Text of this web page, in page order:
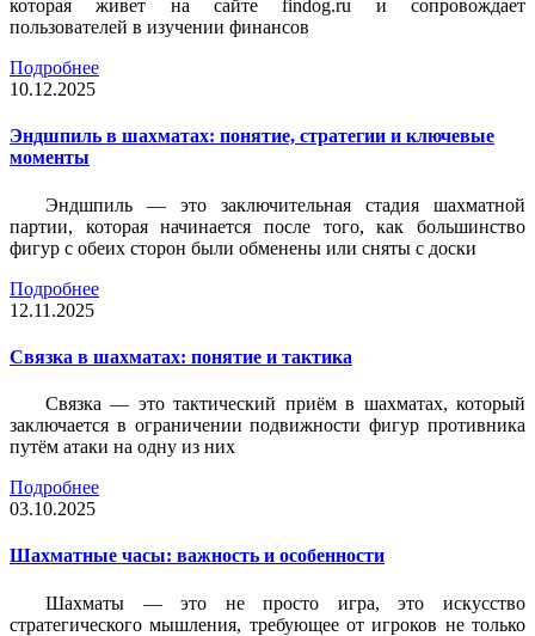
которая живет на сайте findog.ru и сопровождает
пользователей в изучении финансов
Подробнее
10.12.2025
Эндшпиль в шахматах: понятие, стратегии и ключевые
моменты
Эндшпиль — это заключительная стадия шахматной
партии, которая начинается после того, как большинство
фигур с обеих сторон были обменены или сняты с доски
Подробнее
12.11.2025
Связка в шахматах: понятие и тактика
Связка — это тактический приём в шахматах, который
заключается в ограничении подвижности фигур противника
путём атаки на одну из них
Подробнее
03.10.2025
Шахматные часы: важность и особенности
Шахматы — это не просто игра, это искусство
стратегического мышления, требующее от игроков не только